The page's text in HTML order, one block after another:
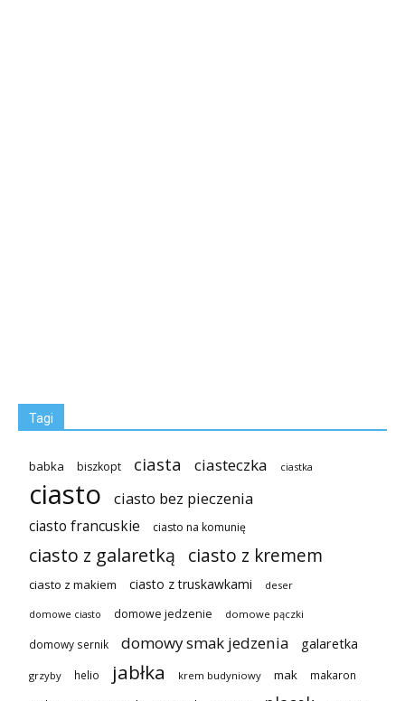
Tagi
babka biszkopt ciasta ciasteczka ciastka
ciasto ciasto bez pieczenia
ciasto francuskie ciasto na komunię
ciasto z galaretką ciasto z kremem
ciasto z makiem ciasto z truskawkami deser
domowe ciasto domowe jedzenie domowe pączki
domowy sernik domowy smak jedzenia galaretka
grzyby helio jabłka krem budyniowy mak makaron